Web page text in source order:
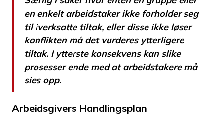
en enkelt arbeidstaker ikke forholder seg
til iverksatte tiltak, eller disse ikke løser
konflikten må det vurderes ytterligere
tiltak. I ytterste konsekvens kan slike
prosesser ende med at arbeidstakere må
sies opp.
Arbeidsgivers Handlingsplan